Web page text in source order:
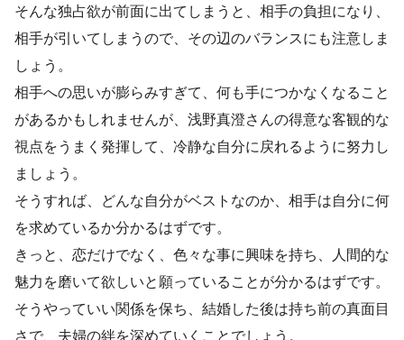
そんな独占欲が前面に出てしまうと、相手の負担になり、
相手が引いてしまうので、その辺のバランスにも注意しま
しょう。
相手への思いが膨らみすぎて、何も手につかなくなること
があるかもしれませんが、浅野真澄さんの得意な客観的な
視点をうまく発揮して、冷静な自分に戻れるように努力し
ましょう。
そうすれば、どんな自分がベストなのか、相手は自分に何
を求めているか分かるはずです。
きっと、恋だけでなく、色々な事に興味を持ち、人間的な
魅力を磨いて欲しいと願っていることが分かるはずです。
そうやっていい関係を保ち、結婚した後は持ち前の真面目
さで、夫婦の絆を深めていくことでしょう。